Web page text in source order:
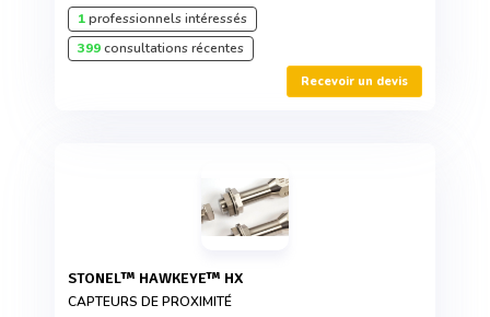
1professionnels intéressés
399consultations récentes
Recevoir un devis
STONEL™ HAWKEYE™ HX
CAPTEURS DE PROXIMITÉ